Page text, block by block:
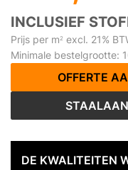
INCLUSIEF
Prijs per m2 excl. 21%
Minimale bestelgrootte:
OFFERTE
DE KWALITEITEN